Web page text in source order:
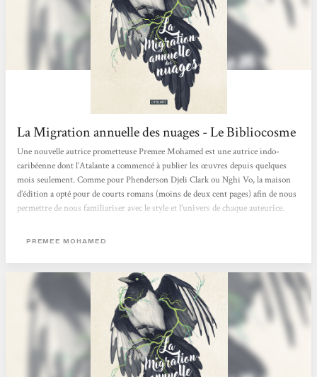
La Migration annuelle des nuages - Le Bibliocosme
Une nouvelle autrice prometteuse Premee Mohamed est une autrice indo-
caribéenne dont l’Atalante a commencé à publier les œuvres depuis quelques
mois seulement. Comme pour Phenderson Djeli Clark ou Nghi Vo, la maison
d’édition a opté pour de courts romans (moins de deux cent pages) afin de nous
permettre de nous familiariser avec le style et l’univers de chaque auteurice.
envoûtante du conte Hansel et Gretel, je me suis donc penchée sur le reste de sa
PREMEE MOHAMED